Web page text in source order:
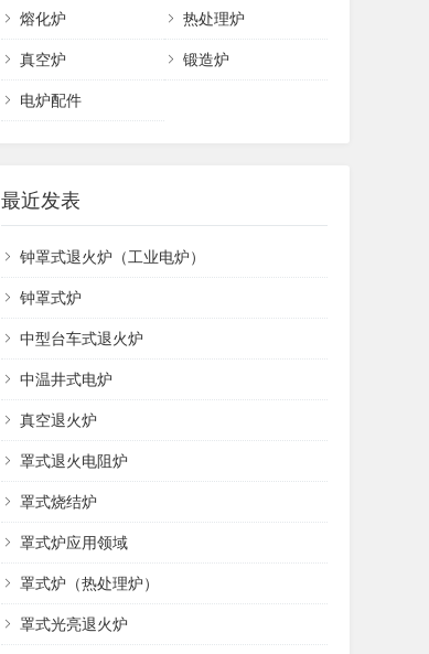
熔化炉 热处理炉
真空炉 锻造炉
电炉配件
最近发表
钟罩式退火炉（工业电炉）
钟罩式炉
中型台车式退火炉
中温井式电炉
真空退火炉
罩式退火电阻炉
罩式烧结炉
罩式炉应用领域
罩式炉（热处理炉）
罩式光亮退火炉